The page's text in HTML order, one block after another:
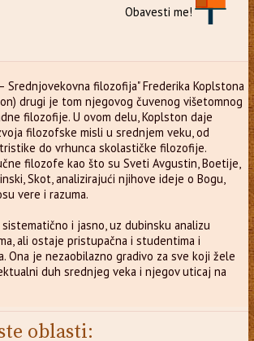
Obavesti me!
filozofija" Frederika Koplstona
drugi je tom njegovog čuvenog višetomnog
filozofije. U ovom delu, Koplston daje
filozofske misli u srednjem veku, od
do vrhunca skolastičke filozofije.
filozofe kao što su Sveti Avgustin, Boetije,
Skot, analizirajući njihove ideje o Bogu,
vere i razuma.
i jasno, uz dubinsku analizu
ali ostaje pristupačna i studentima i
Ona je nezaobilazno gradivo za sve koji žele
duh srednjeg veka i njegov uticaj na
oblasti: